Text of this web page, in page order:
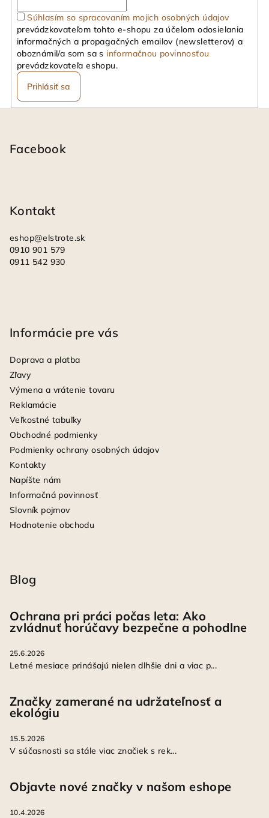
Súhlasím so spracovaním mojich osobných údajov
prevádzkovateľom tohto e-shopu za účelom odosielania
informačných a propagačných emailov (newsletterov) a
oboznámil/a som sa s informačnou povinnosťou
prevádzkovateľa eshopu.
Prihlásiť sa
Facebook
Kontakt
eshop@elstrote.sk
0910 901 579
0911 542 930
Informácie pre vás
Doprava a platba
Zľavy
Výmena a vrátenie tovaru
Reklamácie
Veľkostné tabuľky
Obchodné podmienky
Podmienky ochrany osobných údajov
Kontakty
Napíšte nám
Informačná povinnosť
Slovník pojmov
Hodnotenie obchodu
Blog
Ochrana pri práci počas leta: Ako
zvládnuť horúčavy bezpečne a pohodlne
25.6.2026
Letné mesiace prinášajú nielen dlhšie dni a viac p...
Značky zamerané na udržateľnosť a
ekológiu
15.5.2026
V súčasnosti sa stále viac značiek s rek...
Objavte nové značky v našom eshope
10.4.2026